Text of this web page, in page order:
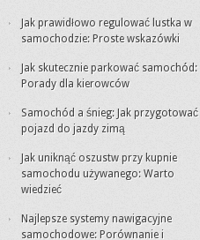
Jak prawidłowo regulować lustka w
samochodzie: Proste wskazówki
Jak skutecznie parkować samochód:
Porady dla kierowców
Samochód a śnieg: Jak przygotować
pojazd do jazdy zimą
Jak uniknąć oszustw przy kupnie
samochodu używanego: Warto
wiedzieć
Najlepsze systemy nawigacyjne
samochodowe: Porównanie i